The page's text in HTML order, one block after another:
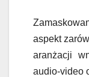
aspekt
aranżacji
audio-video